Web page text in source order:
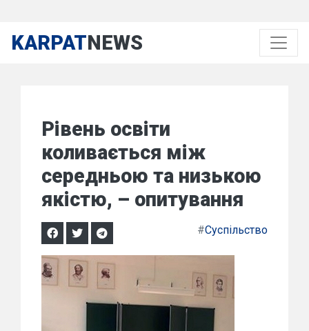
KARPATNEWS
Рівень освіти
коливається між
середньою та низькою
якістю, – опитування
#Суспільство